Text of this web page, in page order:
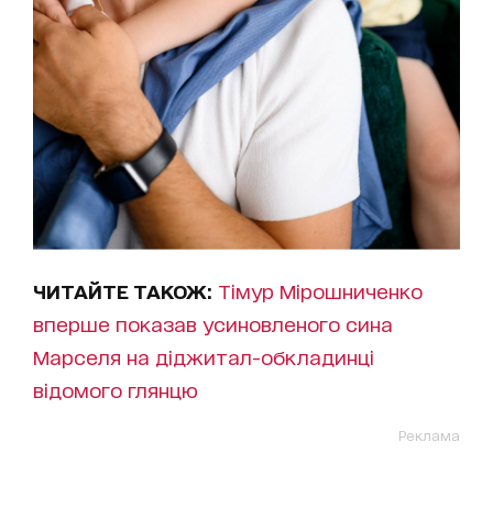
ЧИТАЙТЕ ТАКОЖ: Тімур Мірошниченко
вперше показав усиновленого сина
Марселя на діджитал-обкладинці
відомого глянцю
Реклама